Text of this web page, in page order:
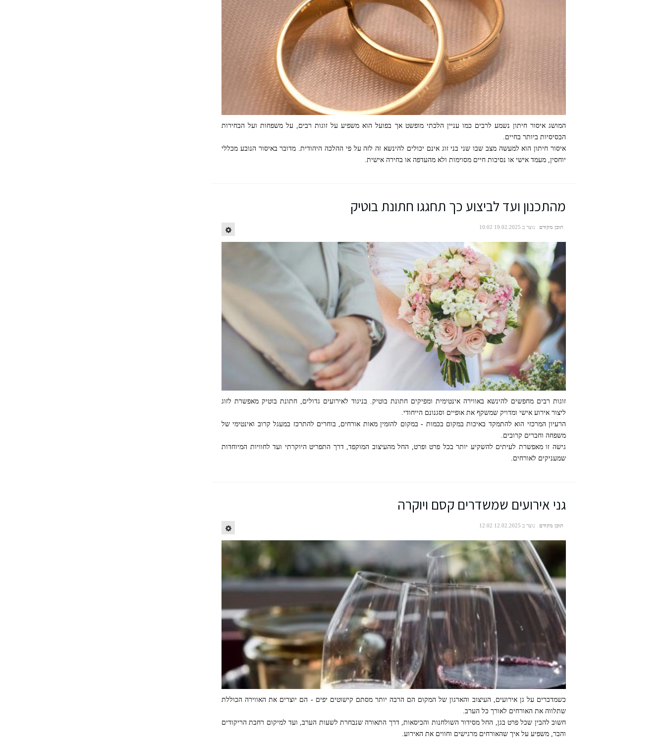
המושג איסור חיתון נשמע לרבים כמו עניין הלכתי מופשט אך בפועל הוא משפיע על זוגות רבים, על משפחות ועל הבחירות
הבסיסיות ביותר בחיים.
איסור חיתון הוא למעשה מצב שבו שני בני זוג אינם יכולים להינשא זה לזה על פי ההלכה היהודית. מדובר באיסור הנובע מכללי
יוחסין, מעמד אישי או נסיבות חיים מסוימות ולא מהעדפה או בחירה אישית.
מהתכנון ועד לביצוע כך תחגגו חתונת בוטיק
תוכן מקודם נוצר ב 19.02.2025 10:02
זוגות רבים מחפשים להינשא באווירה אינטימית ומפיקים חתונת בוטיק. בניגוד לאירועים גדולים, חתונת בוטיק מאפשרת לזוג
ליצור אירוע אישי ומדויק שמשקף את אופיים וסגנונם הייחודי.
הרעיון המרכזי הוא להתמקד באיכות במקום בכמות - במקום להזמין מאות אורחים, בוחרים להתרכז במעגל קרוב ואינטימי של
משפחה וחברים קרובים.
גישה זו מאפשרת לעיתים להשקיע יותר בכל פרט ופרט, החל מהעיצוב המוקפד, דרך התפריט היוקרתי ועד לחוויות המיוחדות
שמעניקים לאורחים.
גני אירועים שמשדרים קסם ויוקרה
תוכן מקודם נוצר ב 12.02.2025 12:02
כשמדברים על גן אירועים, העיצוב והארגון של המקום הם הרבה יותר מסתם קישוטים יפים - הם יוצרים את האווירה הכוללת
שתלווה את האורחים לאורך כל הערב.
חשוב להבין שכל פרט בגן, החל מסידור השולחנות והכיסאות, דרך התאורה שנבחרת לשעות הערב, ועד למיקום רחבת הריקודים
והבר, משפיע על איך שהאורחים מרגישים וחווים את האירוע.